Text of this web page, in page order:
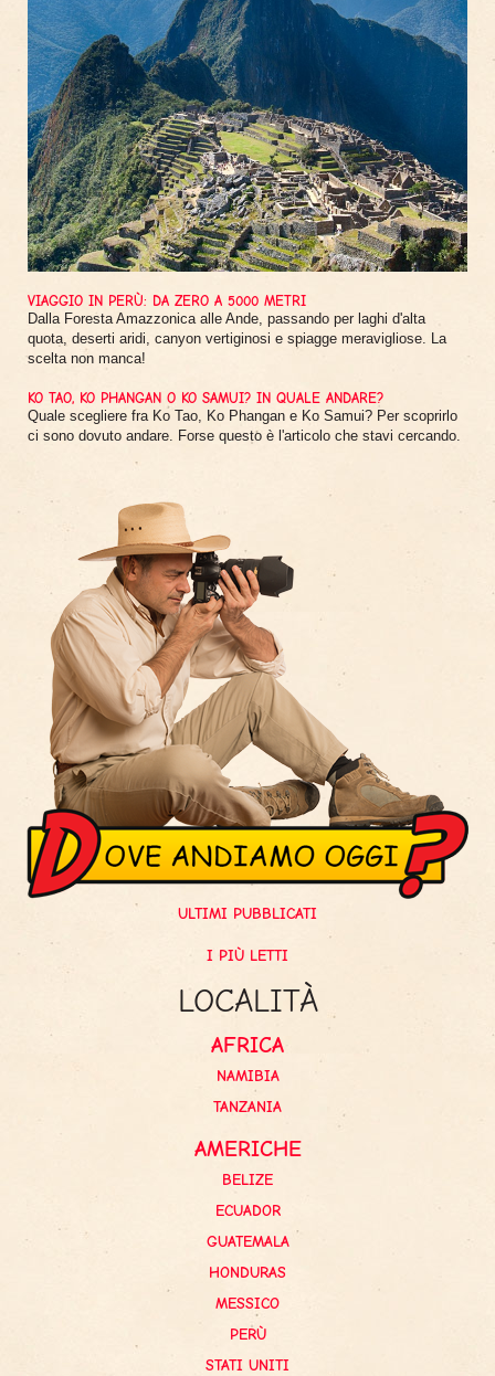
VIAGGIO IN PERÙ: DA ZERO A 5000 METRI
Dalla Foresta Amazzonica alle Ande, passando per laghi d'alta
quota, deserti aridi, canyon vertiginosi e spiagge meravigliose. La
scelta non manca!
KO TAO, KO PHANGAN O KO SAMUI? IN QUALE ANDARE?
Quale scegliere fra Ko Tao, Ko Phangan e Ko Samui? Per scoprirlo
ci sono dovuto andare. Forse questo è l'articolo che stavi cercando.
ULTIMI PUBBLICATI
I PIÙ LETTI
LOCALITÀ
AFRICA
NAMIBIA
TANZANIA
AMERICHE
BELIZE
ECUADOR
GUATEMALA
HONDURAS
MESSICO
PERÙ
STATI UNITI